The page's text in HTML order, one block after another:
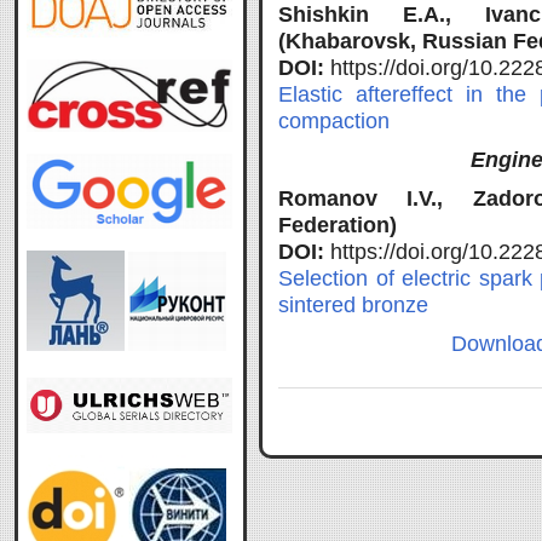
Shishkin E.A.,
(Khabarovsk, Russian
DOI: https://doi.org/
Elastic aftereffect in the
compaction
Romanov I.V.,
Federation)
DOI: https://doi.org/
Selection of electric
sintered bronze